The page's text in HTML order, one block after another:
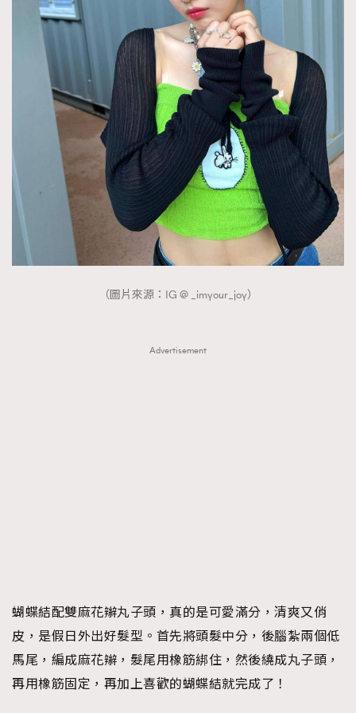
（圖片來源：IG @ _imyour_joy）
Advertisement
蝴蝶結配雙麻花辮丸子頭，真的是可愛滿分，清爽又俏
皮，是假日外出好髮型。首先將頭髮中分，後腦紮兩個低
馬尾，編成麻花辮，髮尾用橡筋綁住，然後繞成丸子頭，
再用橡筋固定，再加上喜歡的蝴蝶結就完成了！